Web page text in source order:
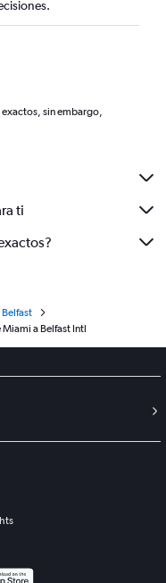
sin embargo,
ti
Belfast
a Belfast Intl